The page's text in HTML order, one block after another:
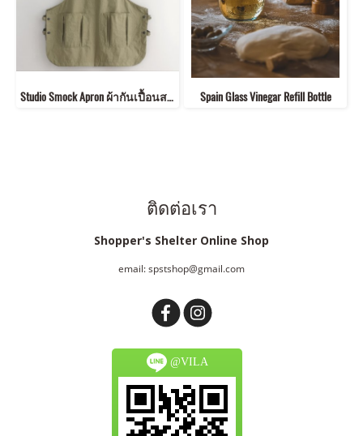
Studio Smock Apron ผ้ากันเปื้อนสายเอี๊ยม Spain Glass Vinegar Refill Bottle
ติดต่อเรา
Shopper's Shelter Online Shop
email: spstshop@gmail.com
@VILA